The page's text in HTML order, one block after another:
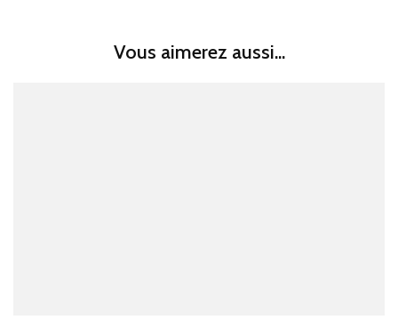
Vous aimerez aussi...